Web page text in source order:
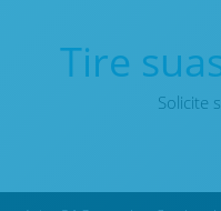
Tire
Solicite